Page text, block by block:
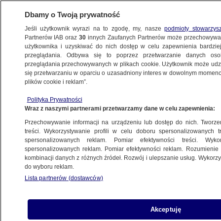
POLSKA
"Inflacja się zmienia"
12.03.2024, 16:04
Udostępnij
Dbamy o Twoją prywatność
Jeśli użytkownik wyrazi na to zgodę, my, naszepodmioty
Partnerów IAB oraz30 innych Zaufanych Partnerów może
użytkownika i uzyskiwać do nich dostęp w celu zapewnienia
przeglądania. Odbywa się to poprzez przetwarzanie danych
przeglądania przechowywanych w plikach cookie. Użytkownik może
się przetwarzaniu w oparciu o uzasadniony interes w dowolnym
plików cookie i reklam”.
Polityka Prywatności
Wraz z naszymi partnerami przetwarzamy dane w celu zapewnienia:
Przechowywanie informacji na urządzeniu lub dostęp do nich.
treści. Wykorzystywanie profili w celu doboru spersonalizowanych
spersonalizowanych reklam. Pomiar efektywności treści.
spersonalizowanych reklam. Pomiar efektywności reklam.
kombinacji danych z różnych źródeł. Rozwój i ulepszanie usług.
do wyboru reklam.
Lista partnerów (dostawców)
Akceptuję